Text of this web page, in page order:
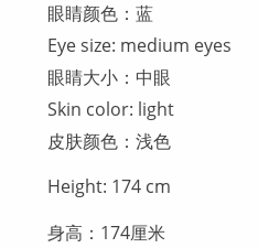
眼睛颜色：蓝
Eye size: medium eyes
眼睛大小：中眼
Skin color: light
皮肤颜色：浅色
Height: 174 cm
身高：174厘米